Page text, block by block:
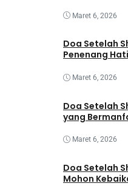
Maret 6, 2026
Doa Setelah
Penenang
Maret 6, 2026
Doa Setelah
yang
Maret 6, 2026
Doa Setelah
Mohon